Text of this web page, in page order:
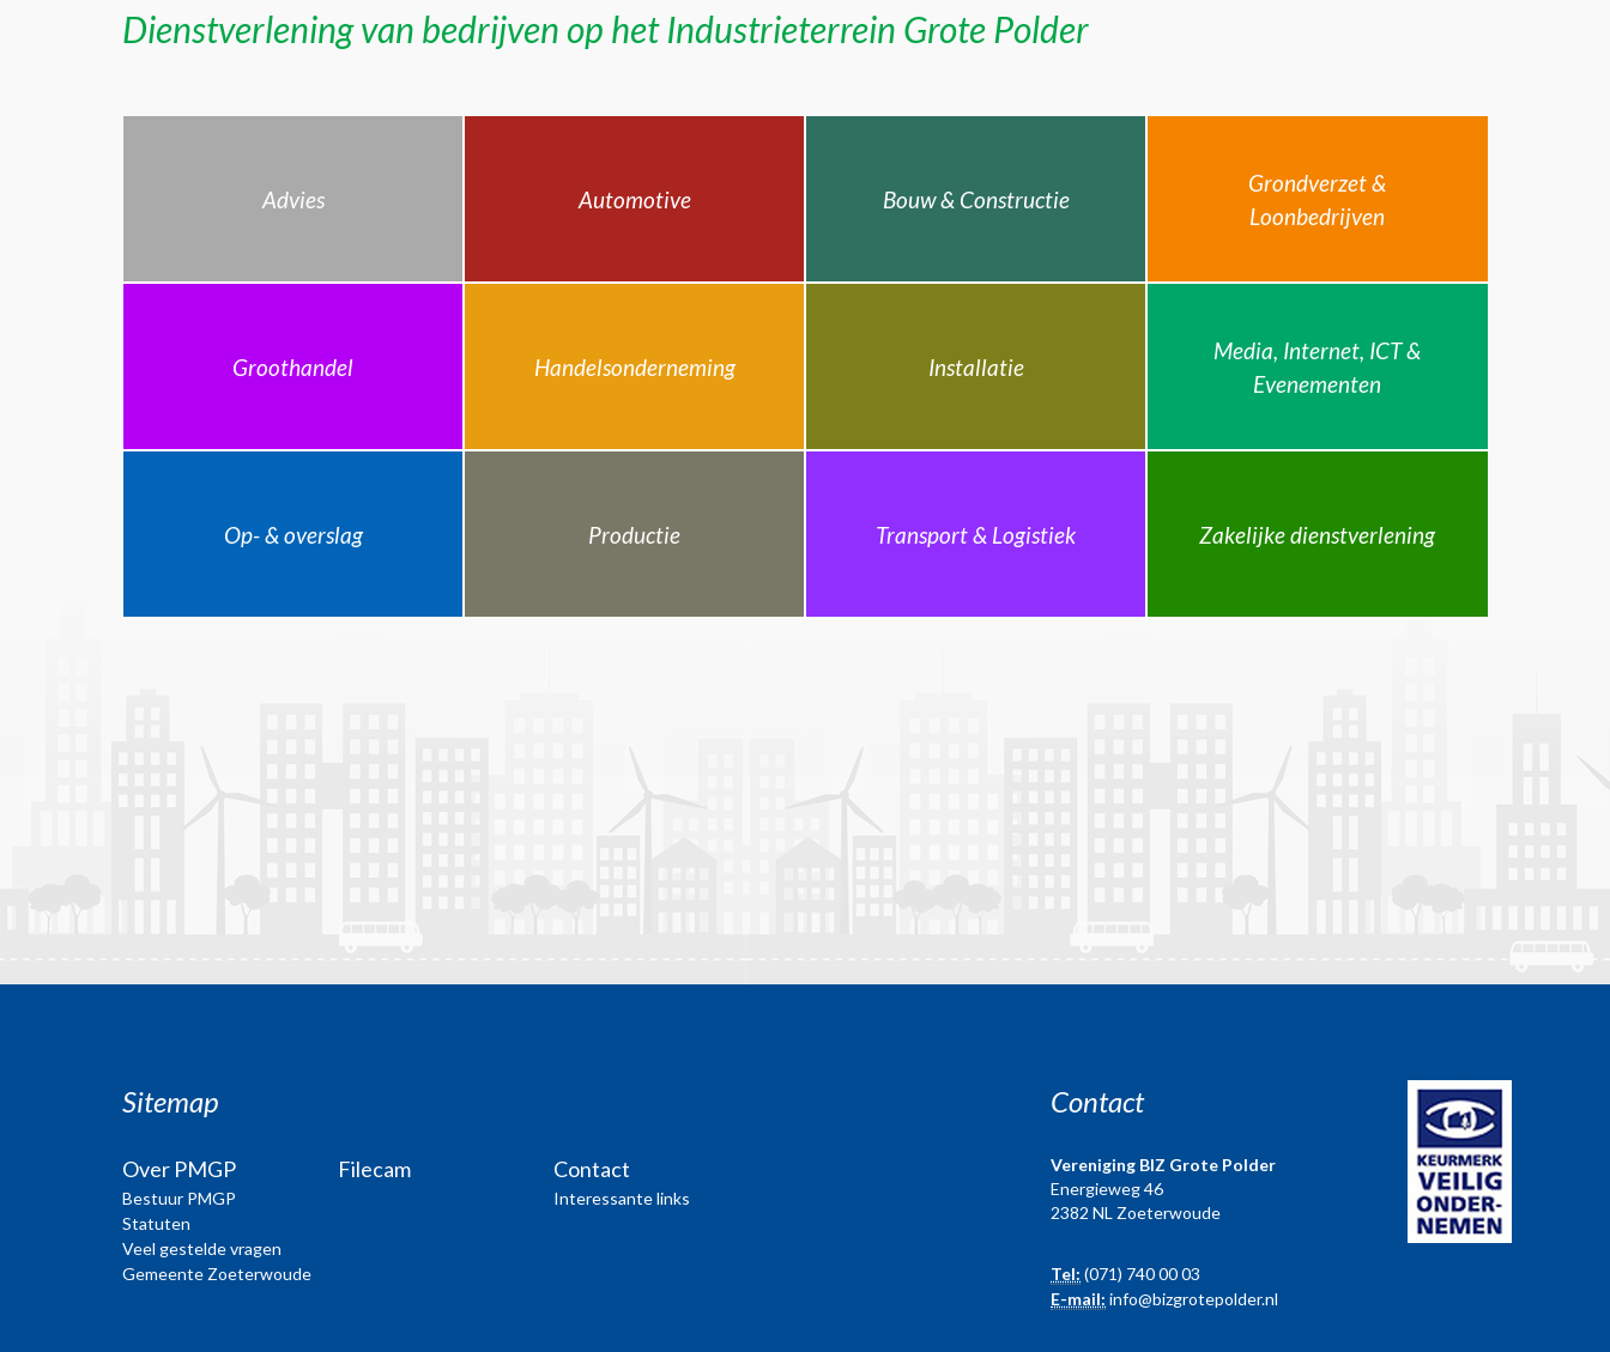
Dienstverlening van bedrijven op het Industrieterrein Grote Polder
Advies Automotive Bouw & Constructie
Grondverzet &
Loonbedrijven
Groothandel Handelsonderneming Installatie
Media, Internet, ICT &
Evenementen
Op- & overslag Productie Transport & Logistiek Zakelijke dienstverlening
Sitemap
Over PMGP
Bestuur PMGP
Statuten
Veel gestelde vragen
Gemeente Zoeterwoude
Filecam Contact
Interessante links
Contact
Vereniging BIZ Grote Polder
Energieweg 46
2382 NL Zoeterwoude
Tel: (071) 740 00 03
E-mail: info@bizgrotepolder.nl